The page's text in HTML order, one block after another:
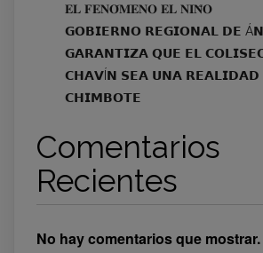
𝐄𝐋 𝐅𝐄𝐍𝐎́𝐌𝐄𝐍𝐎 𝐄𝐋 𝐍𝐈𝐍̃𝐎
𝗚𝗢𝗕𝗜𝗘𝗥𝗡𝗢 𝗥𝗘𝗚𝗜𝗢𝗡𝗔𝗟 𝗗𝗘
𝗚𝗔𝗥𝗔𝗡𝗧𝗜𝗭𝗔 𝗤𝗨𝗘 𝗘𝗟
𝗖𝗛𝗔𝗩Í𝗡 𝗦𝗘𝗔 𝗨𝗡𝗔 𝗥𝗘𝗔𝗟𝗜𝗗𝗔𝗗
𝗖𝗛𝗜𝗠𝗕𝗢𝗧𝗘
Comentarios
Recientes
No hay comentarios que mostrar.